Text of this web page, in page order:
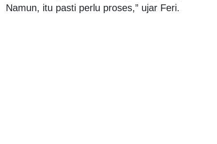
Namun, itu pasti perlu proses,” ujar Feri.